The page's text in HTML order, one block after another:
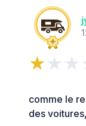
comme le
des